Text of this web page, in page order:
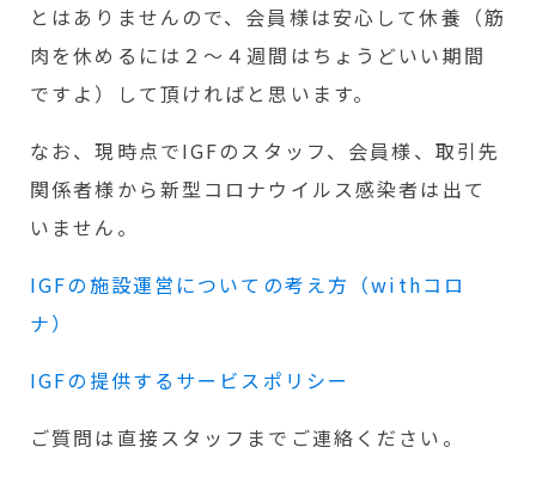
とはありませんので、会員様は安心して休養（筋
肉を休めるには２〜４週間はちょうどいい期間
ですよ）して頂ければと思います。
なお、現時点でIGFのスタッフ、会員様、取引先
関係者様から新型コロナウイルス感染者は出て
いません。
IGFの施設運営についての考え方（withコロ
ナ）
IGFの提供するサービスポリシー
ご質問は直接スタッフまでご連絡ください。